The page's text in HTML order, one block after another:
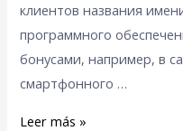
клиентов названия
программного
бонусами, например, в
смартфонного …
Leer más »